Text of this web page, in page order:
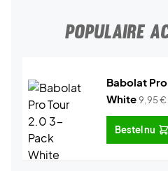
POPULAIRE
Babolat
White9,95€
Bestel nu